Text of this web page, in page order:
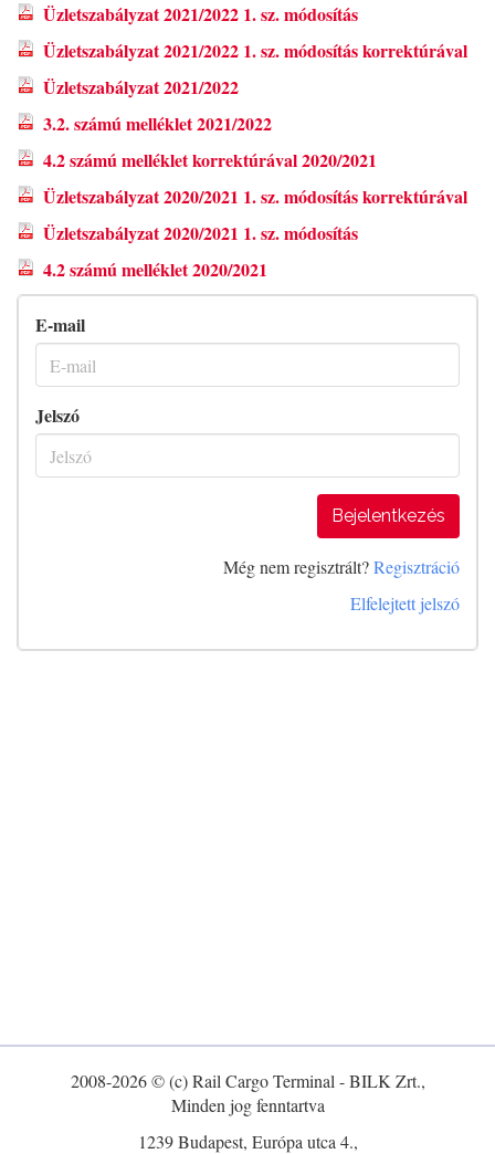
Üzletszabályzat 2021/2022 1. sz. módosítás
Üzletszabályzat 2021/2022 1. sz. módosítás korrektúrával
Üzletszabályzat 2021/2022
3.2. számú melléklet 2021/2022
4.2 számú melléklet korrektúrával 2020/2021
Üzletszabályzat 2020/2021 1. sz. módosítás korrektúrával
Üzletszabályzat 2020/2021 1. sz. módosítás
4.2 számú melléklet 2020/2021
E-mail
Jelszó
Bejelentkezés
Még nem regisztrált?Regisztráció
Elfelejtett jelszó
2008-2026 © (c) Rail Cargo Terminal - BILK Zrt.,
Minden jog fenntartva
1239 Budapest, Európa utca 4.,